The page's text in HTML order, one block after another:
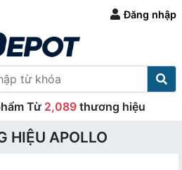
Đăng nhập
Từ 2,089 thương hiệu
HIỆU APOLLO